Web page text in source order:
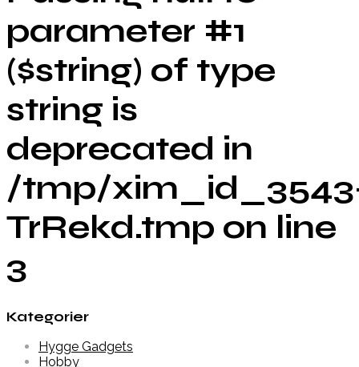
parameter #1
($string) of type
string is
deprecated in
/tmp/
TrRekd.tmp on line
3
Kategorier
Hygge Gadgets
Hobby